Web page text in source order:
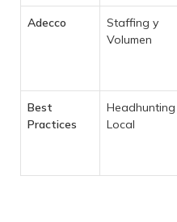
Adecco
Staffing y
Volumen
Best
Practices
Headhunting
Local